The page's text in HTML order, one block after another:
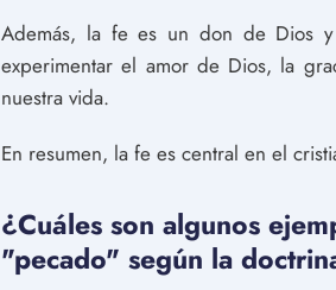
Además, la fe es un don de Dios
experimentar el amor de Dios, la
nuestra vida.
En resumen, la fe es central en el
¿Cuáles son algunos
"pecado" según la